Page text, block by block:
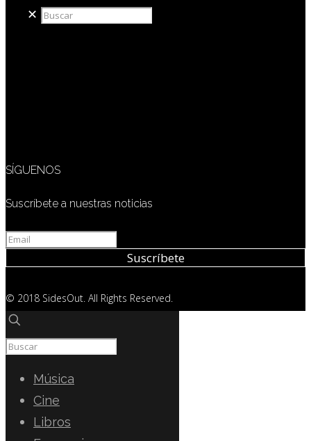
✕
SÍGUENOS
Suscríbete a nuestras noticias
© 2018 SidesOut. All Rights Reserved.
Música
Cine
Libros